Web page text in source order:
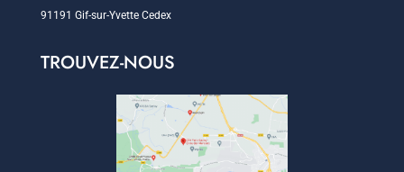
91191 Gif-sur-Yvette Cedex
TROUVEZ-NOUS